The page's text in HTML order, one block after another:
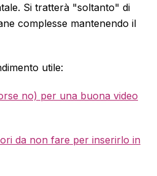
Si tratterà "soltanto" di
complesse mantenendo il
utile:
no) per una buona video
da non fare per inserirlo in